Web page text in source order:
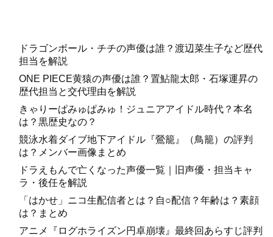
ドラゴンボール・チチの声優は誰？渡辺菜生子など歴代
担当を解説
ONE PIECE黄猿の声優は誰？置鮎龍太郎・石塚運昇の
歴代担当と交代理由を解説
きゃりーぱみゅぱみゅ！ジュニアアイドル時代？本名
は？黒歴史なの？
競泳水着ダイブ地下アイドル『鶯籠』（鳥籠）の評判
は？メンバー画像まとめ
ドラえもんで亡くなった声優一覧｜旧声優・担当キャ
ラ・後任を解説
「はかせ」ニコ生配信者とは？自○配信？年齢は？素顔
は？まとめ
アニメ『ログホライズン円卓崩壊』最終回あらすじ評判